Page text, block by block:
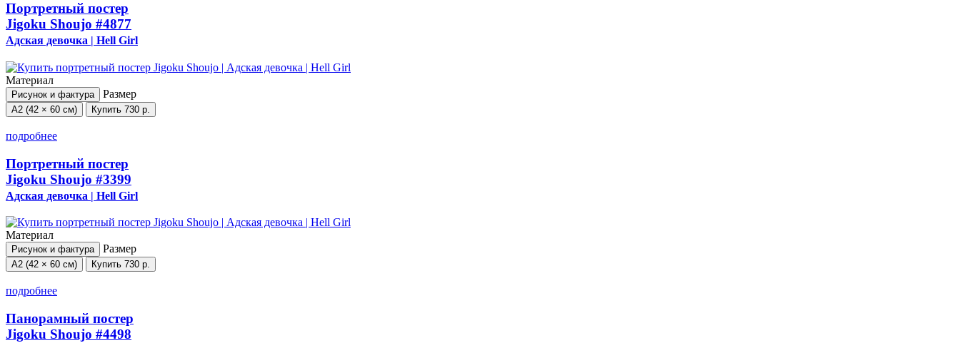
Портретный постер
Jigoku Shoujo #4877
Адская девочка | Hell Girl
Материал
Рисунок и фактура Размер
А2 (42 × 60 см) Купить 730 р.
подробнее
Портретный постер
Jigoku Shoujo #3399
Адская девочка | Hell Girl
Материал
Рисунок и фактура Размер
А2 (42 × 60 см) Купить 730 р.
подробнее
Панорамный постер
Jigoku Shoujo #4498